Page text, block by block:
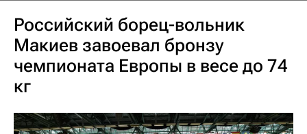
Российский борец-вольник
Макиев завоевал бронзу
чемпионата Европы в весе до 74
кг